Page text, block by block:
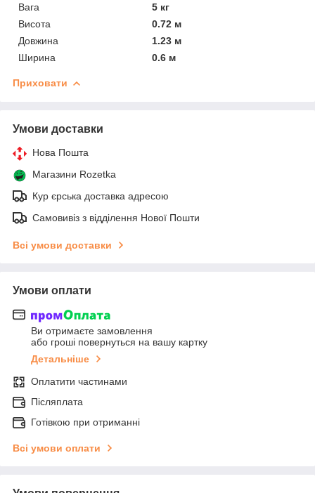
Вага
5 кг
Висота
0.72 м
Довжина
1.23 м
Ширина
0.6 м
Приховати
Умови доставки
Нова Пошта
Магазини Rozetka
Кур єрська доставка адресою
Самовивіз з відділення Нової Пошти
Всі умови доставки
Умови оплати
Ви отримаєте замовлення
або гроші повернуться на вашу картку
Детальніше
Оплатити частинами
Післяплата
Готівкою при отриманні
Всі умови оплати